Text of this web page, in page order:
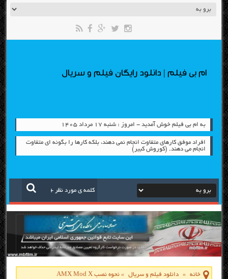
ام بی فیلم | دانلود رایگان فیلم و سریال
به ام بی فیلم خوش آمدید - امروز : شنبه ۱۷ مرداد ۱۴۰۵
افراد موفق کارهای متفاوت انجام نمی دهند، بلکه کارها را بگونه ای متفاوت
انجام می دهند. (کوروش کبیر)
خانه » دانلود فیلم و سریال »نحوه نصب AMX Mod X